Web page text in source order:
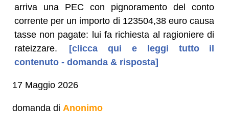
arriva una PEC con pignoramento del conto
corrente per un importo di 123504,38 euro causa
tasse non pagate: lui fa richiesta al ragioniere di
rateizzare.
[clicca qui e leggi tutto il
contenuto - domanda & risposta]
17 Maggio 2026
domanda di Anonimo